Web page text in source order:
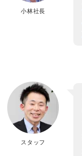
小林社長
スタッフ